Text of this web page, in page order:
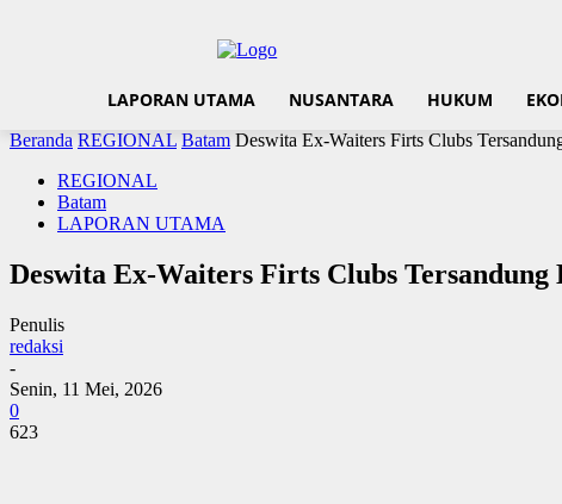
LAPORAN UTAMA NUSANTARA HUKUM
Beranda REGIONAL Batam Deswita Ex-Waiters Firts Clubs
REGIONAL
Batam
LAPORAN UTAMA
Deswita Ex-Waiters Firts Clubs Tersandung
Penulis
redaksi
-
Senin, 11 Mei, 2026
0
623